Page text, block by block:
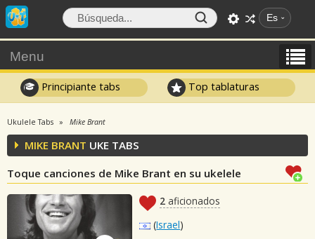
Es
Menu
Principiante tabs Top tablaturas
Ukulele Tabs Mike Brant
MIKE BRANT UKE TABS
Toque canciones de Mike Brant en su ukelele
2 aficionados
(Israel)